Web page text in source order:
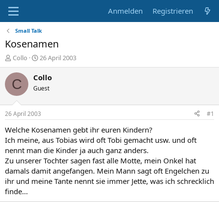
Anmelden Registrieren
Small Talk
Kosenamen
E
r
s
t
e
r
Collo
E
r
s
e
l
t
a
26 April 2003
C Collo
Guest
26 April 2003 #1
Welche Kosenamen gebt ihr euren Kindern?
Ich meine, aus Tobias wird oft Tobi gemacht usw. und oft
nennt man die Kinder ja auch ganz anders.
Zu unserer Tochter sagen fast alle Motte, mein Onkel hat
damals damit angefangen. Mein Mann sagt oft Engelchen zu
ihr und meine Tante nennt sie immer Jette, was ich schrecklich
finde...